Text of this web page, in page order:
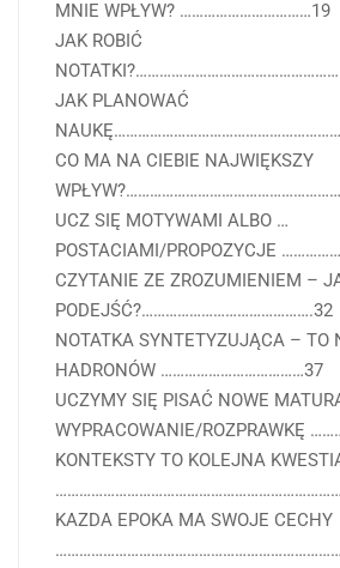
MNIE WPŁYW? ……………………………19
JAK ROBIĆ
JAK PLANOWAĆ
CO MA NA CIEBIE NAJWIĘKSZY
UCZ SIĘ MOTYWAMI ALBO …
POSTACIAMI/PROPOZYCJE
CZYTANIE ZE ZROZUMIENIEM –
PODEJŚĆ?…………………………………….32
NOTATKA SYNTETYZUJĄCA – TO
HADRONÓW ………………………………37
UCZYMY SIĘ PISAĆ NOWE
WYPRACOWANIE/ROZPRAWKĘ
KONTEKSTY TO KOLEJNA
KAZDA EPOKA MA SWOJE CECHY